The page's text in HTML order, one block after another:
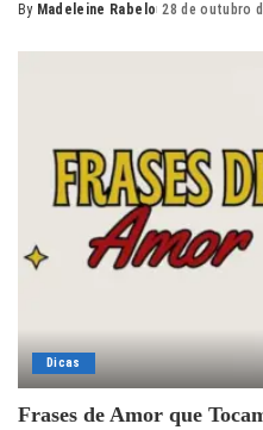
Posted
By Madeleine Rabelo 28 de outubro
Dicas
Frases de Amor que